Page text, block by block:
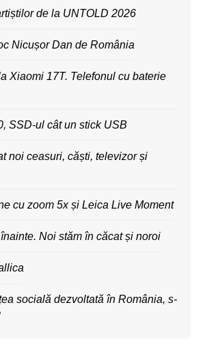
de la UNTOLD 2026
Nicușor Dan de România
Xiaomi 17T. Telefonul cu baterie
SSD-ul cât un stick USB
noi ceasuri, căști, televizor și
cu zoom 5x și Leica Live Moment
Noi stăm în căcat și noroi
socială dezvoltată în România, s-